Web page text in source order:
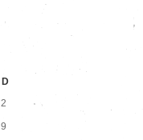
D
2
9